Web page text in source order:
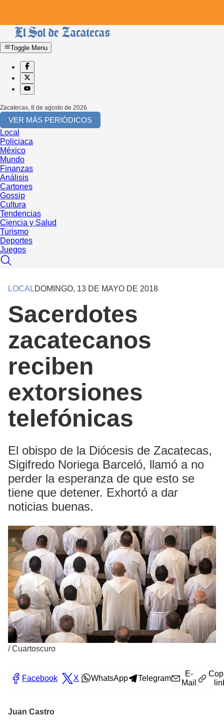
Toggle Menu
Zacatecas, 8 de agosto de 2026
VER MÁS PERIÓDICOS
Local
Policiaca
México
Mundo
Finanzas
Análisis
Cartones
Gossip
Cultura
Tendencias
Ciencia y Salud
Turismo
Deportes
Juegos
LOCALDOMINGO, 13 DE MAYO DE 2018
Sacerdotes
zacatecanos
reciben
extorsiones
telefónicas
El obispo de la Diócesis de Zacatecas,
Sigifredo Noriega Barceló, llamó a no
perder la esperanza de que esto se
tiene que detener. Exhortó a dar
noticias buenas.
/Cuartoscuro
Facebook X WhatsApp Telegram
E-
Mail
Juan Castro